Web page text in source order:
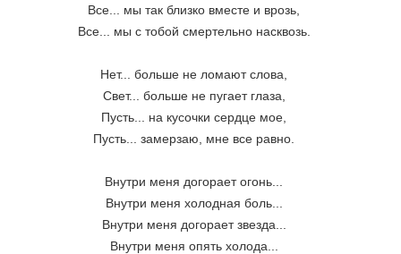
Все... мы так близко вместе и врозь,
Все... мы с тобой смертельно насквозь.
Нет... больше не ломают слова,
Свет... больше не пугает глаза,
Пусть... на кусочки сердце мое,
Пусть... замерзаю, мне все равно.
Внутри меня догорает огонь...
Внутри меня холодная боль...
Внутри меня догорает звезда...
Внутри меня опять холода...